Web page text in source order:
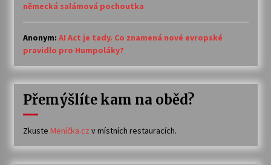
německá salámová pochoutka
Anonym: AI Act je tady. Co znamená nové evropské
pravidlo pro Humpoláky?
Přemýšlíte kam na oběd?
Zkuste Meníčka.cz v místních restauracích.